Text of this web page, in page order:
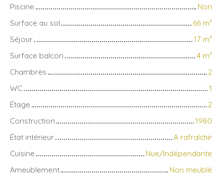
Piscine
Non
Surface au sol
66 m²
Séjour
17 m²
Surface balcon
4 m²
Chambres
2
WC
1
Étage
2
Construction
1980
État intérieur
A rafraîchir
Cuisine
Nue/Indépendante
Ameublement
Non meublé